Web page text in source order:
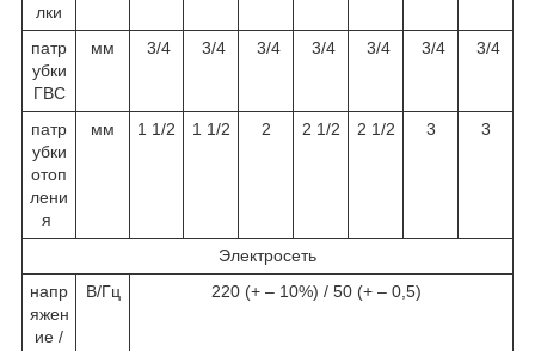
лки
патр
убки
ГВС
мм 3/4 3/4 3/4 3/4 3/4 3/4 3/4
патр
убки
отоп
лени
я
мм 1 1/2 1 1/2 2 2 1/2 2 1/2 3 3
Электросеть
напр
яжен
ие /
В/Гц 220 (+ – 10%) / 50 (+ – 0,5)